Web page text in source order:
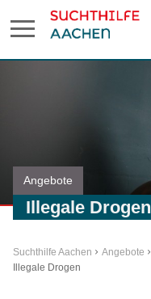
Angebote
Illegale Drogen
Suchthilfe Aachen Angebote
Illegale Drogen